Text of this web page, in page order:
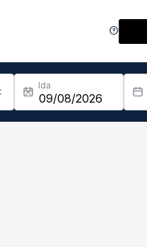
Ida